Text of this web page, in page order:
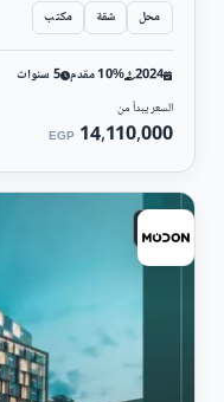
محل شقة مكتب
2024 10% مقدم 5 سنوات
السعر يبدأ من
14,110,000
EGP
تجارى